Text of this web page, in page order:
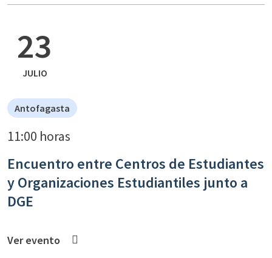
23
JULIO
Antofagasta
11:00 horas
Encuentro entre Centros de Estudiantes
y Organizaciones Estudiantiles junto a
DGE
Ver evento